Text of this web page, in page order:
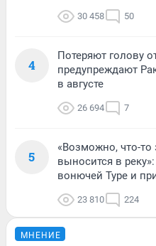
30 458 50
4
Потеряют голову
предупреждают
в августе
26 694 7
5
«Возможно, что-то
выносится в
вонючей Туре и
23 810 224
МНЕНИЕ